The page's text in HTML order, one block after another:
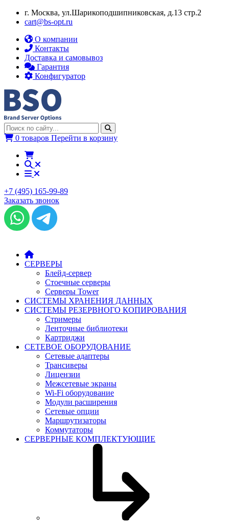
г. Москва, ул.​​Шарикоподшипниковская, д.13 стр.2
cart@bs-opt.ru
О компании
Контакты
Доставка и самовывоз
Гарантия
Конфигуратор
0 товаров Перейти в корзину
+7 (495) 165-99-89
Заказать звонок
СЕРВЕРЫ
Блейд-сервер
Стоечные серверы
Серверы Tower
СИСТЕМЫ ХРАНЕНИЯ ДАННЫХ
СИСТЕМЫ РЕЗЕРВНОГО КОПИРОВАНИЯ
Стримеры
Ленточные библиотеки
Картриджи
СЕТЕВОЕ ОБОРУДОВАНИЕ
Сетевые адаптеры
Трансиверы
Лицензии
Межсетевые экраны
Wi-Fi оборудование
Модули расширения
Сетевые опции
Маршрутизаторы
Коммутаторы
СЕРВЕРНЫЕ КОМПЛЕКТУЮЩИЕ